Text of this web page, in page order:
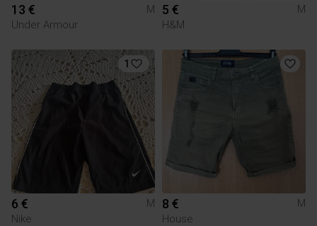
13 €
M
Under Armour
5 €
M
H&M
1
6 €
M
Nike
8 €
M
House